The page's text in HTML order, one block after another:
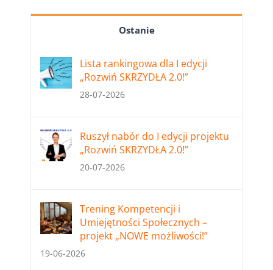
Ostanie
Lista rankingowa dla I edycji
„Rozwiń SKRZYDŁA 2.0!”
28-07-2026
Ruszył nabór do I edycji projektu
„Rozwiń SKRZYDŁA 2.0!”
20-07-2026
Trening Kompetencji i
Umiejętności Społecznych –
projekt „NOWE możliwości!”
19-06-2026